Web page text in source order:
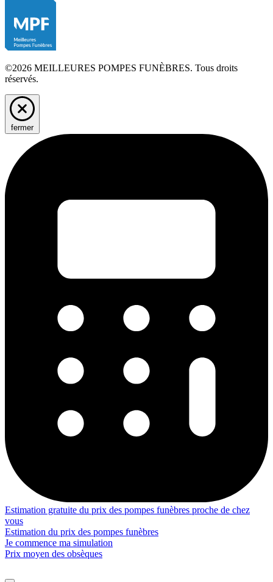
©2026 MEILLEURES POMPES FUNÈBRES. Tous droits
réservés.
fermer
Estimation gratuite du prix des pompes funèbres proche de chez
vous
Estimation du prix des pompes funèbres
Je commence ma simulation
Prix moyen des obsèques